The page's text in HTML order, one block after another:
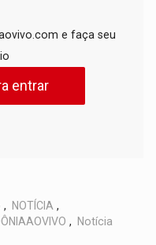
e faça seu
entrar
, NOTÍCIA ,
, Notícia